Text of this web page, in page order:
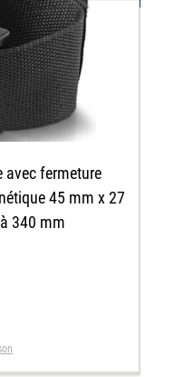
avec fermeture
45 mm x 27
340 mm